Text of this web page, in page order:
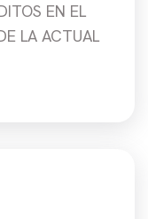
EN EL
LA ACTUAL